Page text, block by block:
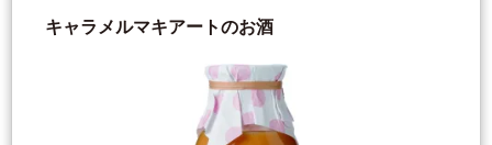
キャラメルマキアートのお酒